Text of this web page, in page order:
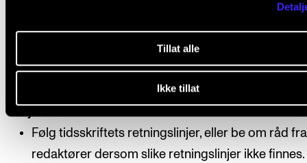
Tillat alle
Ikke tillat
Praktiske retningslinjer: Hva du
gjøre og ikke gjøre
Gjør dette:
Følg tidsskriftets retningslinjer, eller be om råd fra
redaktører dersom slike retningslinjer ikke finnes.